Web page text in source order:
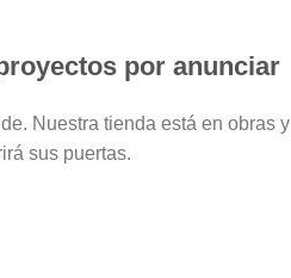
por anunciar
Nuestra tienda está en obras y
sus puertas.